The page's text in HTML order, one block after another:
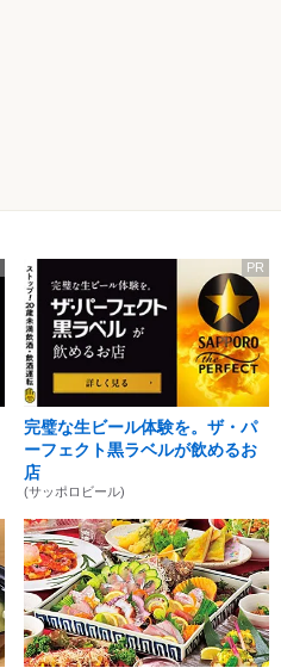
PR
完璧な生ビール体験を。ザ・パ
ーフェクト黒ラベルが飲めるお
店
(サッポロビール)